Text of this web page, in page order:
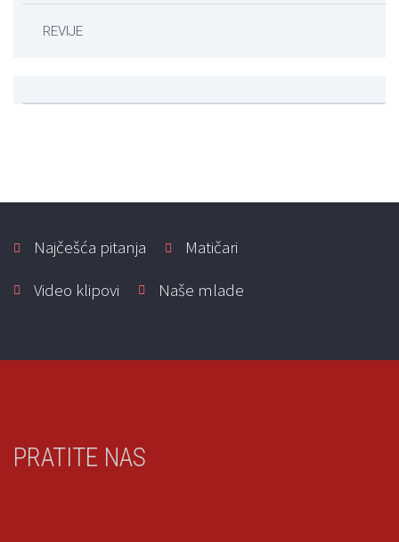
REVIJE
Najčešća pitanja
Matičari
Video klipovi
Naše mlade
PRATITE NAS